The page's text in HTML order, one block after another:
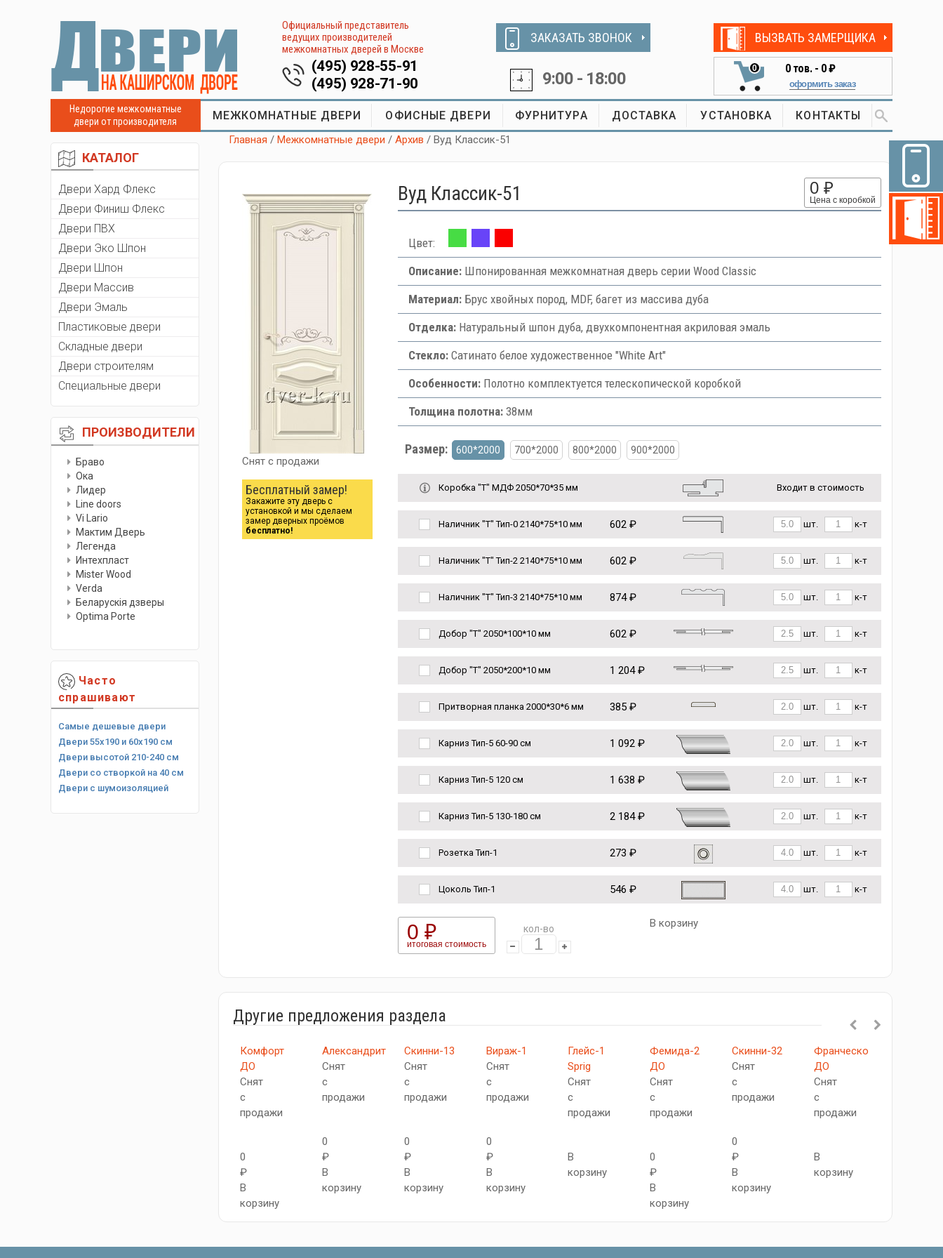
Официальный представитель
ведущих производителей
межкомнатных дверей в Москве
(495) 928-55-91
(495) 928-71-90
ЗАКАЗАТЬ ЗВОНОК
9:00 - 18:00
ВЫЗВАТЬ ЗАМЕРЩИКА
0 0тов. - 0 ₽
оформить заказ
Недорогие межкомнатные
двери от производителя
МЕЖКОМНАТНЫЕ ДВЕРИ ОФИСНЫЕ ДВЕРИ ФУРНИТУРА ДОСТАВКА УСТАНОВКА КОНТАКТЫ
КАТАЛОГ
Двери Хард Флекс
Двери Финиш Флекс
Двери ПВХ
Двери Эко Шпон
Двери Шпон
Двери Массив
Двери Эмаль
Пластиковые двери
Складные двери
Двери строителям
Специальные двери
ПРОИЗВОДИТЕЛИ
Браво
Ока
Лидер
Line doors
Vi Lario
Мактим Дверь
Легенда
Интехпласт
Мister Wood
Verda
Беларускiя дзверы
Optima Porte
Часто
спрашивают
Самые дешевые двери
Двери 55х190 и 60х190 см
Двери высотой 210-240 см
Двери со створкой на 40 см
Двери с шумоизоляцией
Главная /Межкомнатные двери /Архив / Вуд Классик-51
Снят с продажи
Бесплатный замер!
Закажите эту дверь с
установкой и мы сделаем
замер дверных проёмов
бесплатно!
Вуд Классик-51 0 ₽
Цена с коробкой
Цвет:
Описание:Шпонированная межкомнатная дверь серии Wood Classic
Материал:Брус хвойных пород, MDF, багет из массива дуба
Отделка:Натуральный шпон дуба, двухкомпонентная акриловая эмаль
Стекло:Сатинато белое художественное "White Art"
Особенности:Полотно комплектуется телескопической коробкой
Толщина полотна:38мм
Размер: 600*2000 700*2000 800*2000 900*2000
Коробка "Т" МДФ 2050*70*35 мм Входит в стоимость
Наличник "Т" Тип-0 2140*75*10 мм 602 ₽ шт. к-т
Наличник "Т" Тип-2 2140*75*10 мм 602 ₽ шт. к-т
Наличник "Т" Тип-3 2140*75*10 мм 874 ₽ шт. к-т
Добор "Т" 2050*100*10 мм 602 ₽ шт. к-т
Добор "Т" 2050*200*10 мм 1 204 ₽ шт. к-т
Притворная планка 2000*30*6 мм 385 ₽ шт. к-т
Карниз Тип-5 60-90 см 1 092 ₽ шт. к-т
Карниз Тип-5 120 см 1 638 ₽ шт. к-т
Карниз Тип-5 130-180 см 2 184 ₽ шт. к-т
Розетка Тип-1 273 ₽ шт. к-т
Цоколь Тип-1 546 ₽ шт. к-т
0 ₽
итоговая стоимость
кол-во В корзину
Другие предложения раздела
Комфорт
ДО
Снят
с
продажи
0
₽
В
корзину
Александрит
Снят
с
продажи
0
₽
В
корзину
Скинни-13
Снят
с
продажи
0
₽
В
корзину
Вираж-1
Снят
с
продажи
0
₽
В
корзину
Глейс-1
Sprig
Снят
с
продажи
В
корзину
Фемида-2
ДО
Снят
с
продажи
0
₽
В
корзину
Скинни-32
Снят
с
продажи
0
₽
В
корзину
Франческо
ДО
Снят
с
продажи
В
корзину